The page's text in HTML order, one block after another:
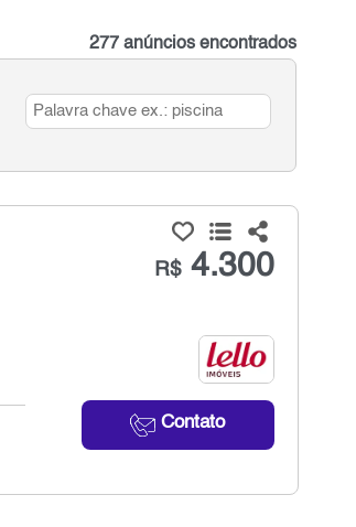
277 anúncios encontrados
R$4.300
Contato